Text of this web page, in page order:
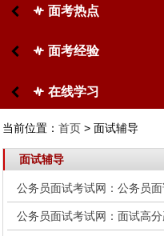
󰋙 面考热点
󰋙 面考经验
󰋙 在线学习
当前位置： 首页> 面试辅导
面试辅导
公务员面试考试网：公务员
公务员面试考试网：面试高分